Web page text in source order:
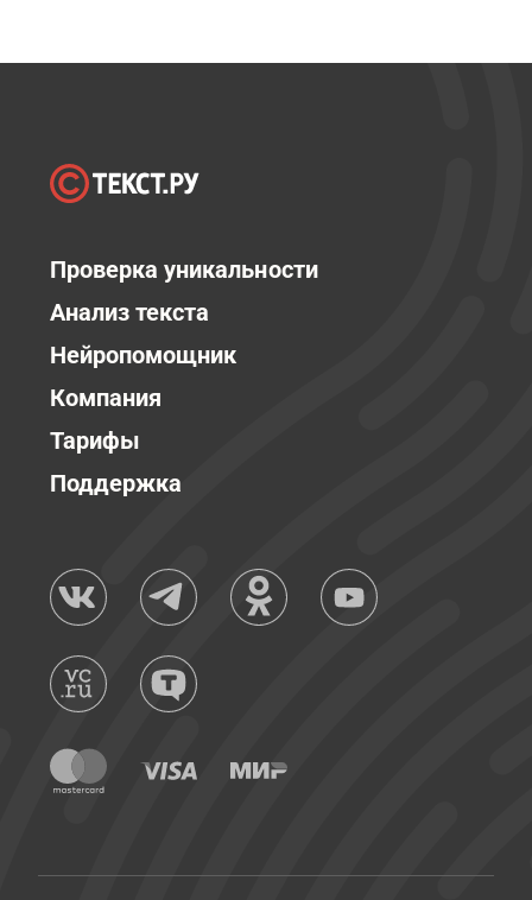
Проверка уникальности
Анализ текста
Нейропомощник
Компания
Тарифы
Поддержка